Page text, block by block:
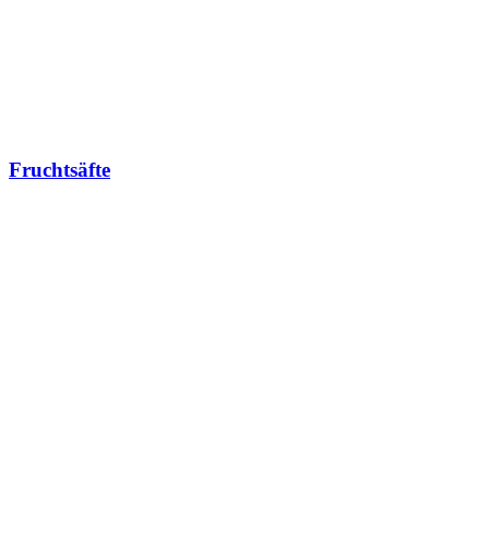
Fruchtsäfte